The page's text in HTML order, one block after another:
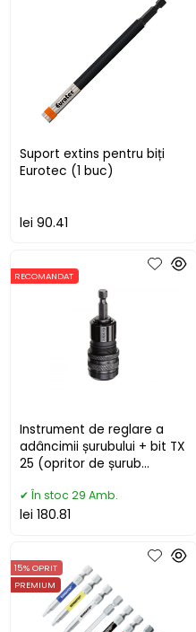
Suport extins pentru biți
Eurotec (1 buc)
lei 90.41
Instrument de reglare a
adâncimii șurubului + bit TX
25 (opritor de șurub
RECOMANDAT
În stoc 29 Amb.
lei 180.81
15% OPRIT
PREMIUM